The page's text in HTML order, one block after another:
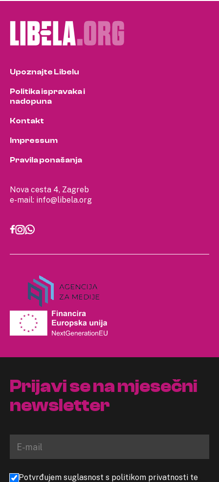
Nova cesta 4, Zagreb
e-mail: info@libela.org
Upoznajte Libelu
Politika ispravaka i
nadopuna
Kontakt
Impressum
Pravila ponašanja
Prijavi se na mjesečni
newsletter
Potvrđujem suglasnost s politikom privatnosti te